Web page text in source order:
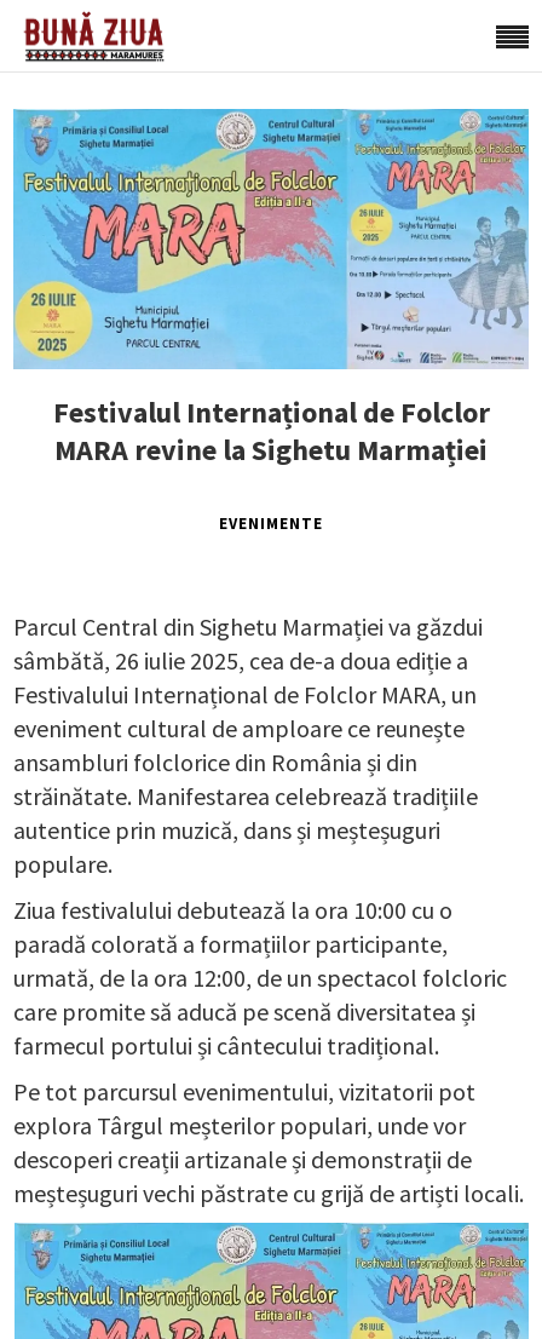
Festivalul Internațional de Folclor
MARA revine la Sighetu Marmației
EVENIMENTE
Parcul Central din Sighetu Marmației va găzdui
sâmbătă, 26 iulie 2025, cea de-a doua ediție a
Festivalului Internațional de Folclor MARA, un
eveniment cultural de amploare ce reunește
ansambluri folclorice din România și din
străinătate. Manifestarea celebrează tradițiile
autentice prin muzică, dans și meșteșuguri
populare.
Ziua festivalului debutează la ora 10:00 cu o
paradă colorată a formațiilor participante,
urmată, de la ora 12:00, de un spectacol folcloric
care promite să aducă pe scenă diversitatea și
farmecul portului și cântecului tradițional.
Pe tot parcursul evenimentului, vizitatorii pot
explora Târgul meșterilor populari, unde vor
descoperi creații artizanale și demonstrații de
meșteșuguri vechi păstrate cu grijă de artiști locali.